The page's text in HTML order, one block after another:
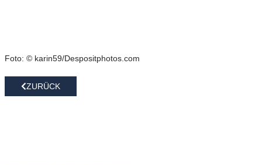
Foto: © karin59/Despositphotos.com
ZURÜCK